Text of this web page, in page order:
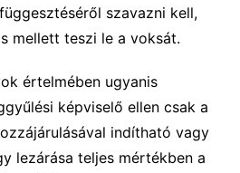
szavazni kell,
mellett teszi le a voksát.
értelmében ugyanis
képviselő ellen csak a
indítható vagy
lezárása teljes mértékben a